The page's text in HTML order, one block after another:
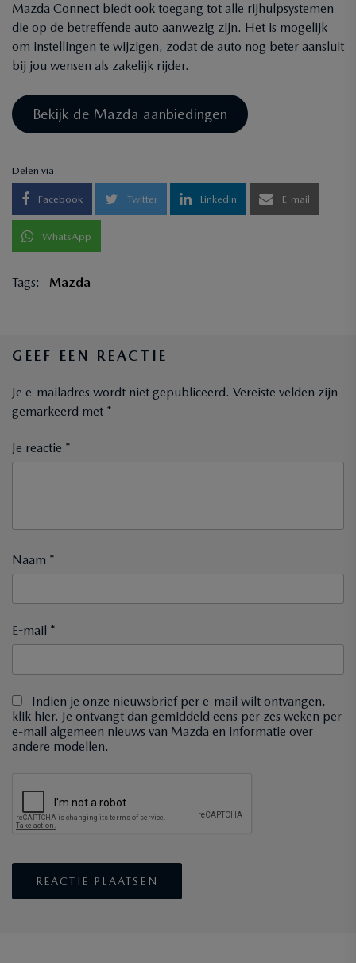
Mazda Connect biedt ook toegang tot alle rijhulpsystemen
die op de betreffende auto aanwezig zijn. Het is mogelijk
om instellingen te wijzigen, zodat de auto nog beter aansluit
bij jou wensen als zakelijk rijder.
Bekijk de Mazda aanbiedingen
Delen via
Facebook Twitter Linkedin E-mail
WhatsApp
Tags: Mazda
GEEF EEN REACTIE
Je e-mailadres wordt niet gepubliceerd. Vereiste velden zijn
gemarkeerd met *
Je reactie *
Naam *
E-mail *
Indien je onze nieuwsbrief per e-mail wilt ontvangen,
klik hier. Je ontvangt dan gemiddeld eens per zes weken per
e-mail algemeen nieuws van Mazda en informatie over
andere modellen.